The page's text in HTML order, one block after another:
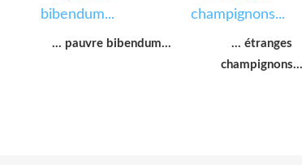
... pauvre bibendum...
... étranges
champignons...